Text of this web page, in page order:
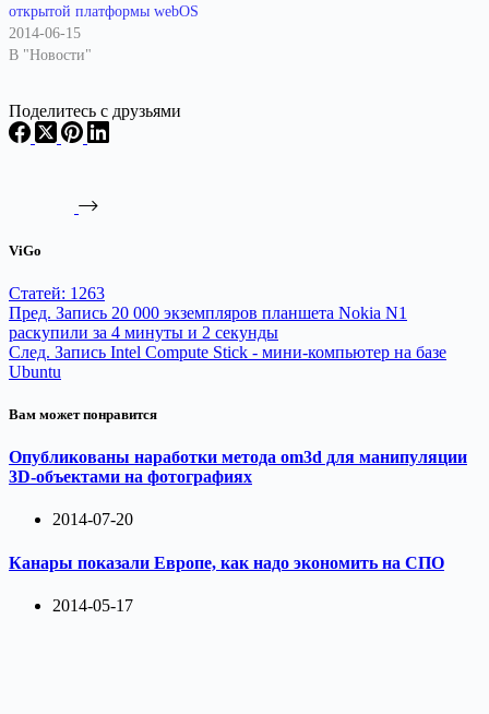
открытой платформы webOS
2014-06-15
В "Новости"
Поделитесь с друзьями
ViGo
Статей: 1263
Пред. Запись 20 000 экземпляров планшета Nokia N1
раскупили за 4 минуты и 2 секунды
След. Запись Intel Compute Stick - мини-компьютер на базе
Ubuntu
Вам может понравится
Опубликованы наработки метода om3d для манипуляции
3D-объектами на фотографиях
2014-07-20
Канары показали Европе, как надо экономить на СПО
2014-05-17